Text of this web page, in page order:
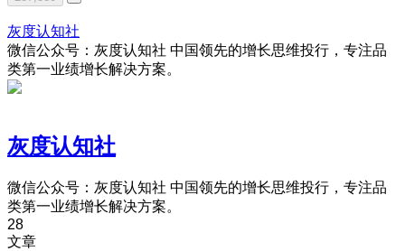
灰度认知社
微信公众号：灰度认知社 中国领先的增长思维投行，专注品
类第一业绩增长解决方案。
灰度认知社
微信公众号：灰度认知社 中国领先的增长思维投行，专注品
类第一业绩增长解决方案。
28
文章